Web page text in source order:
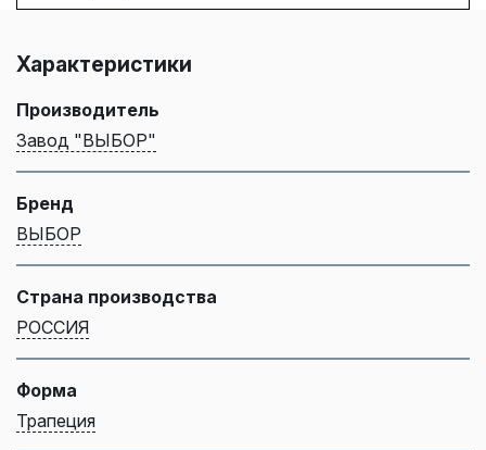
Характеристики
Производитель
Завод "ВЫБОР"
Бренд
ВЫБОР
Страна производства
РОССИЯ
Форма
Трапеция